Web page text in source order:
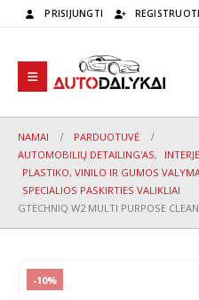
PRISIJUNGTI
NAMAI
PARDUOTUVĖ
AUTOMOBILIŲ DETAILING'AS,
PLASTIKO, VINILO IR GUMOS
SPECIALIOS PASKIRTIES VALIKLIAI
GTECHNIQ W2 MULTI PURPOSE
-10%